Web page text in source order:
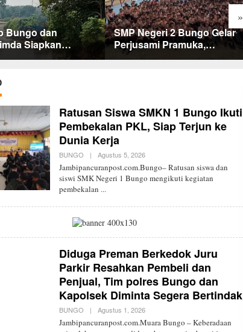
»
Bungo dan
Siapkan
Bertahap PETI,
TNI dan
Pusat
SMP Negeri 2 Bungo Gelar
Perjusami Pramuka,
Tanamkan Karakter
Ratusan Siswa SMKN 1 Bungo Ikuti
Pembekalan PKL, Siap Terjun ke
Dunia Kerja
BUNGO | Agustus 5, 2026O
E
H
D
I
P
Jambipancuranpost.com.Bungo– Ratusan siswa dan
siswi SMK Negeri 1 Bungo mengikuti kegiatan
pembekalan
Diduga Preman Berkedok Juru
Parkir Resahkan Pembeli dan
Penjual, Tim polres Bungo dan
Kapolsek Diminta Segera Bertindak
BUNGO | Agustus 1, 2026O
L
E
Jambipancuranpost.com.Muara Bungo – Keberadaan